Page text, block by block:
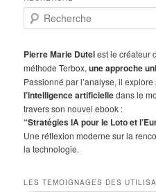
e
h
e
r
c
h
e
Pierre Marie Dutelest le créateur
méthode Terbox,une approche
Passionné par l’analyse, il explore
l’intelligence artificielledans le
travers son nouvel ebook :
“Stratégies IA pour le Loto et
Une réflexion moderne sur la
la technologie.
LES TEMOIGNAGES DES